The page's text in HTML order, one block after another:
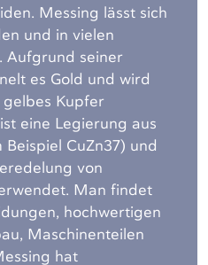
Messing lässt sich
und in vielen
Aufgrund seiner
es Gold und wird
gelbes Kupfer
eine Legierung aus
CuZn37) und
von
Man findet
hochwertigen
Maschinenteilen
hat